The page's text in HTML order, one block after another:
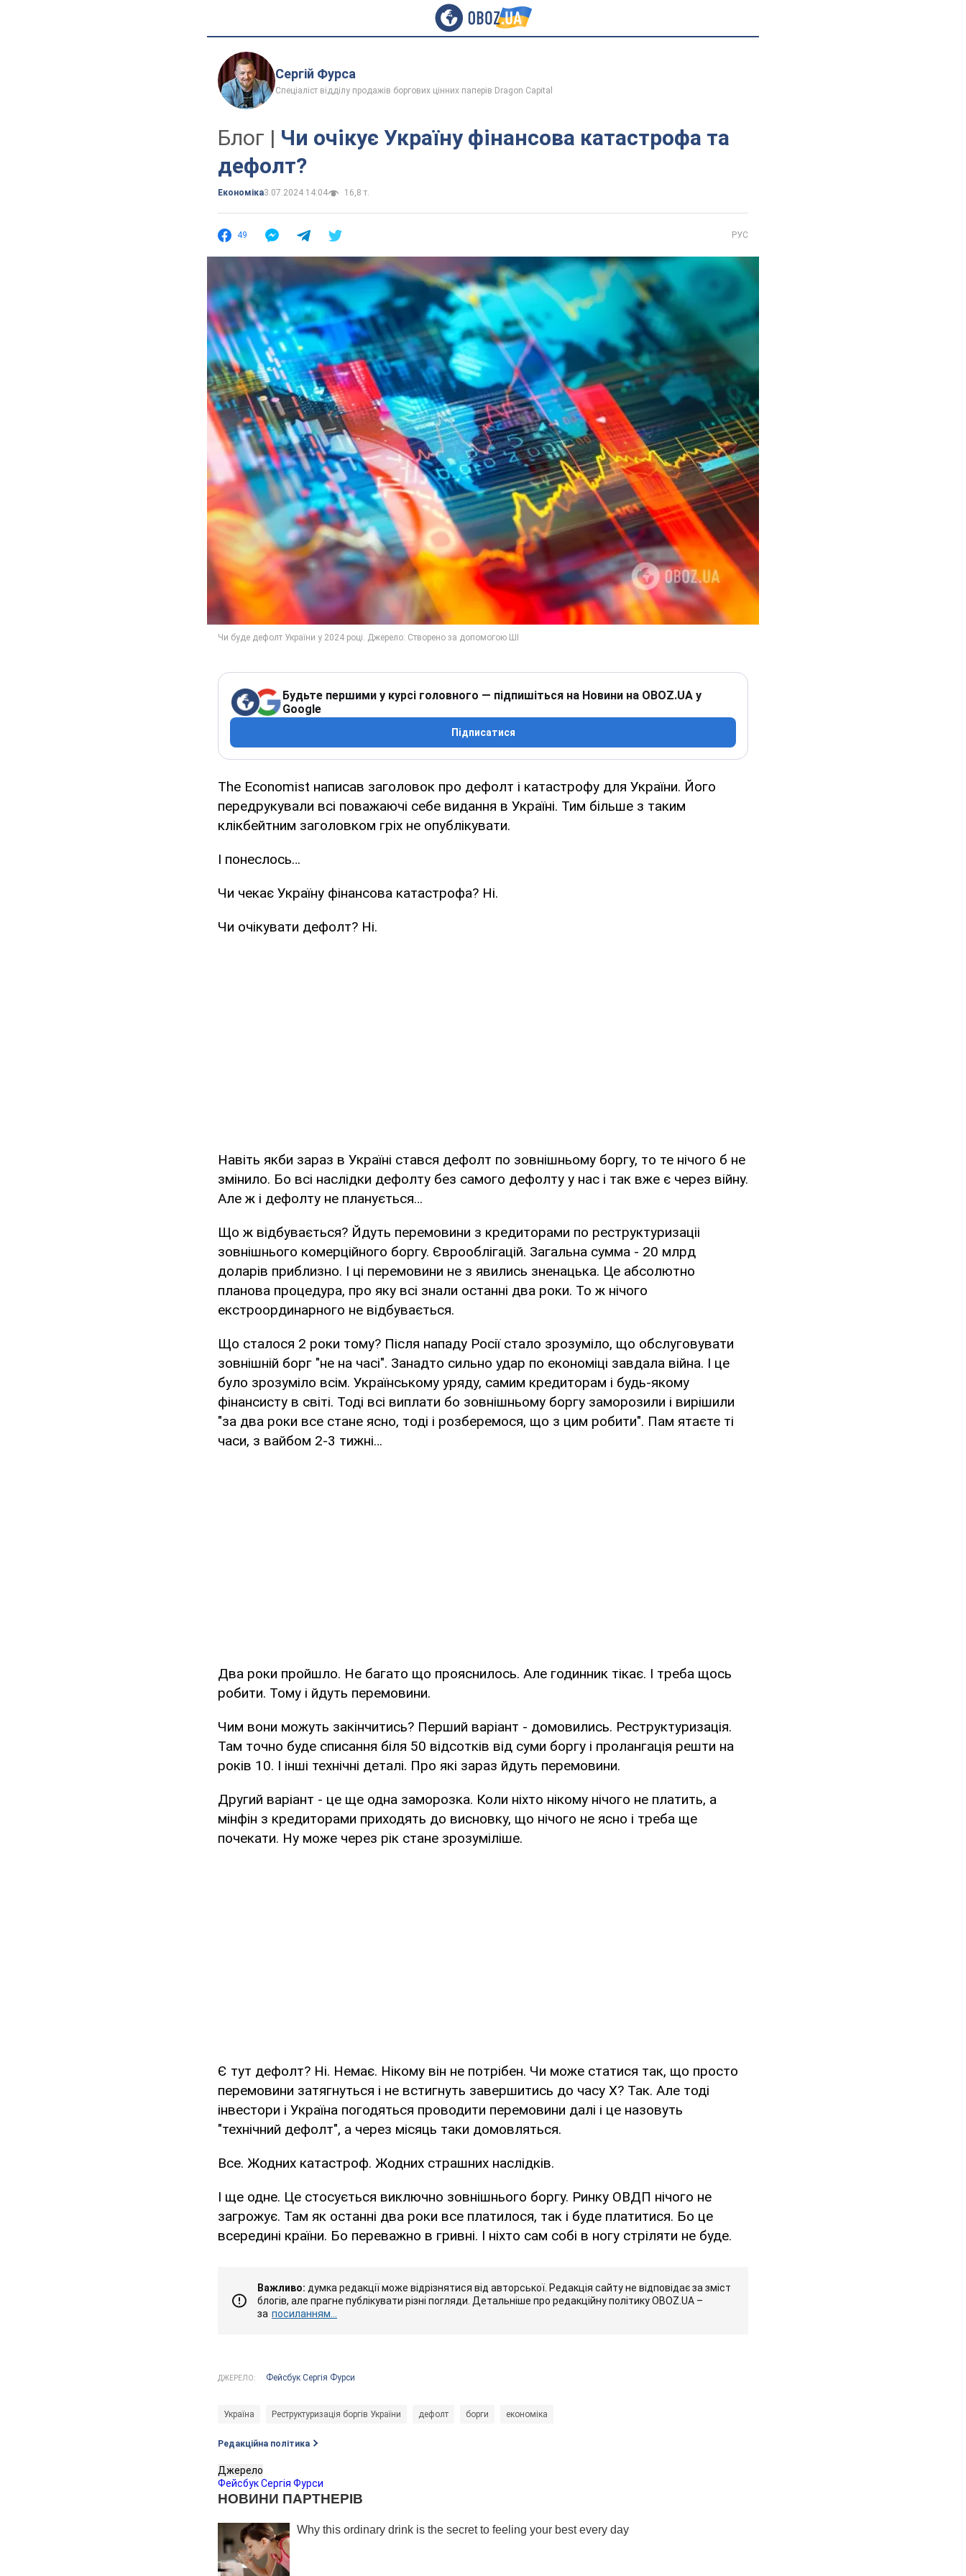
Сергій Фурса
Спеціаліст відділу продажів боргових цінних паперів Dragon Capital
Блог | Чи очікує Україну фінансова катастрофа та
дефолт?
Економіка3.07.2024 14:04 16,8 т.
49 РУС
Будьте першими у курсі головного — підпишіться на Новини на OBOZ.UA у
Google
Підписатися
The Economist написав заголовок про дефолт і катастрофу для України. Його
передрукували всі поважаючі себе видання в Україні. Тим більше з таким
клікбейтним заголовком гріх не опублікувати.
І понеслось…
Чи чекає Україну фінансова катастрофа? Ні.
Чи очікувати дефолт? Ні.
Навіть якби зараз в Україні стався дефолт по зовнішньому боргу, то те нічого б не
змінило. Бо всі наслідки дефолту без самого дефолту у нас і так вже є через війну.
Але ж і дефолту не планується…
Що ж відбувається? Йдуть перемовини з кредиторами по реструктуризаціі
зовнішнього комерційного боргу. Єврооблігацій. Загальна сумма - 20 млрд
доларів приблизно. І ці перемовини не з явились зненацька. Це абсолютно
планова процедура, про яку всі знали останні два роки. То ж нічого
екстроординарного не відбувається.
Що сталося 2 роки тому? Після нападу Росії стало зрозуміло, що обслуговувати
зовнішній борг "не на часі". Занадто сильно удар по економіці завдала війна. І це
було зрозуміло всім. Українському уряду, самим кредиторам і будь-якому
фінансисту в світі. Тоді всі виплати бо зовнішньому боргу заморозили і вирішили
"за два роки все стане ясно, тоді і розберемося, що з цим робити". Пам ятаєте ті
часи, з вайбом 2-3 тижні…
Два роки пройшло. Не багато що прояснилось. Але годинник тікає. І треба щось
робити. Тому і йдуть перемовини.
Чим вони можуть закінчитись? Перший варіант - домовились. Реструктуризація.
Там точно буде списання біля 50 відсотків від суми боргу і пролангація решти на
років 10. І інші технічні деталі. Про які зараз йдуть перемовини.
Другий варіант - це ще одна заморозка. Коли ніхто нікому нічого не платить, а
мінфін з кредиторами приходять до висновку, що нічого не ясно і треба ще
почекати. Ну може через рік стане зрозуміліше.
Є тут дефолт? Ні. Немає. Нікому він не потрібен. Чи може статися так, що просто
перемовини затягнуться і не встигнуть завершитись до часу Х? Так. Але тоді
інвестори і Україна погодяться проводити перемовини далі і це назовуть
"технічний дефолт", а через місяць таки домовляться.
Все. Жодних катастроф. Жодних страшних наслідків.
І ще одне. Це стосується виключно зовнішнього боргу. Ринку ОВДП нічого не
загрожує. Там як останні два роки все платилося, так і буде платитися. Бо це
всередині країни. Бо переважно в гривні. І ніхто сам собі в ногу стріляти не буде.
Важливо: думка редакції може відрізнятися від авторської. Редакція сайту не відповідає за зміст
блогів, але прагне публікувати різні погляди. Детальніше про редакційну політику OBOZ.UA –
за посиланням...
ДЖЕРЕЛО: Фейсбук Сергія Фурси
Україна Реструктуризація боргів України дефолт борги економіка
Редакційна політика
Джерело
Фейсбук Сергія Фурси